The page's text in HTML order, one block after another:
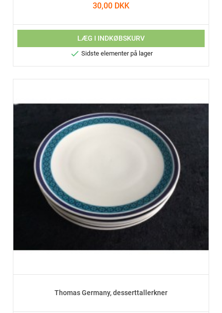
30,00 DKK
LÆG I INDKØBSKURV
 Sidste elementer på lager
Thomas Germany, desserttallerkner